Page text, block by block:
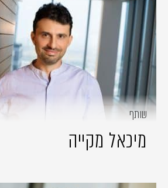
שותף
מיכאל מקייה